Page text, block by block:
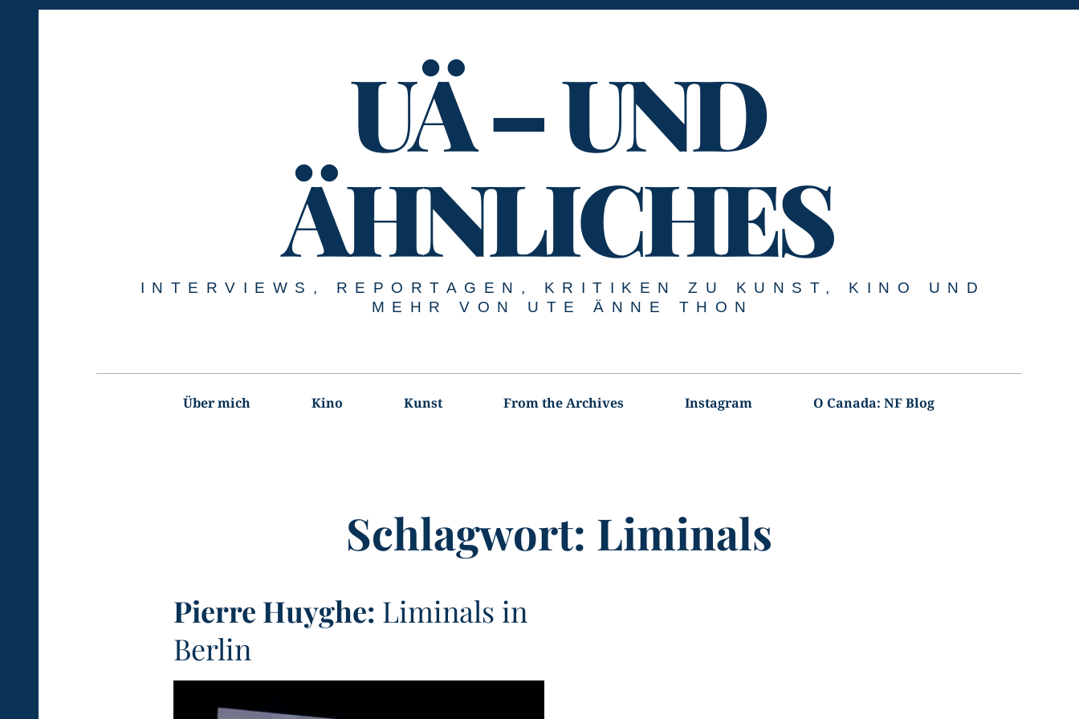
UÄ – UND
ÄHNLICHES
INTERVIEWS, REPORTAGEN, KRITIKEN ZU KUNST, KINO UND
MEHR VON UTE ÄNNE THON
Über mich Kino Kunst From the Archives Instagram O Canada: NF Blog
Schlagwort: Liminals
Pierre Huyghe: Liminals in
Berlin